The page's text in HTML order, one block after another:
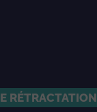
RÉTRACTATION